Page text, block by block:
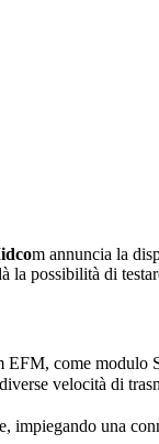
m annuncia la
la possibilità di
EFM, come
velocità di
impiegando una